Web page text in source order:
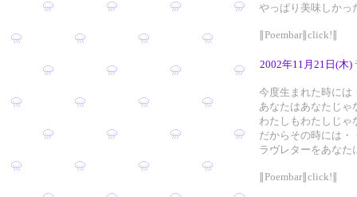
やっぱり美味しかっ
∥Poembar∥click!∥
2002年11月21日(木)
今度生まれた時には
あなたはあなたじゃ
わたしもわたしじゃ
だからその時には・
ラヴレターをあなた
∥Poembar∥click!∥